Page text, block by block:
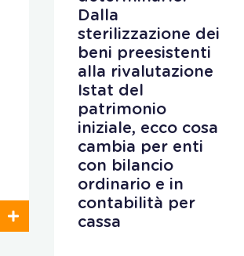
Dalla
sterilizzazione dei
beni preesistenti
alla rivalutazione
Istat del
patrimonio
iniziale, ecco cosa
cambia per enti
con bilancio
ordinario e in
contabilità per
cassa